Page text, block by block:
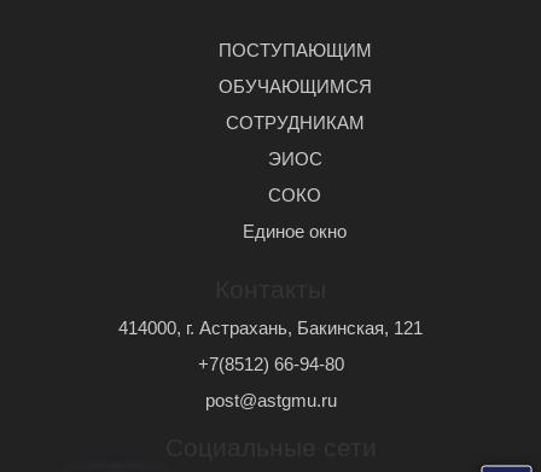
ПОСТУПАЮЩИМ
ОБУЧАЮЩИМСЯ
СОТРУДНИКАМ
ЭИОС
СОКО
Единое окно
414000, г. Астрахань, Бакинская, 121
+7(8512) 66-94-80
post@astgmu.ru